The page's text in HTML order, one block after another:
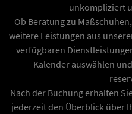
unkompliziert
Ob Beratung zu
weitere Leistungen aus
verfügbaren
Kalender auswählen
Nach der Buchung erhalten
jederzeit den Überblick über